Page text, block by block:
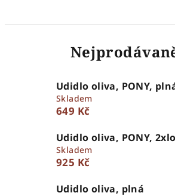
Udidlo oliva, PONY,
Skladem
649 Kč
Udidlo oliva, PONY,
Skladem
925 Kč
Udidlo oliva, plná